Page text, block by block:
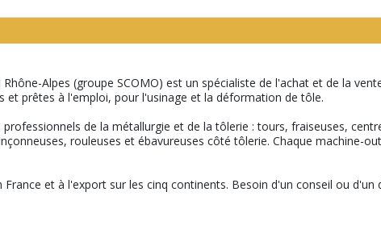
Alpes (groupe SCOMO) est un spécialiste de l'achat et de la
et prêtes à l'emploi, pour l'usinage et la déformation de tôle.
de la métallurgie et de la tôlerie : tours, fraiseuses,
rouleuses et ébavureuses côté tôlerie. Chaque machine-
et à l'export sur les cinq continents. Besoin d'un conseil ou d'un